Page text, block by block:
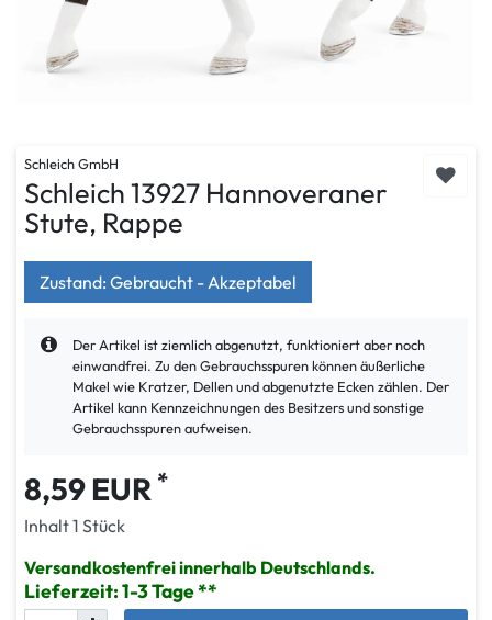
Schleich GmbH
Schleich 13927 Hannoveraner
Stute, Rappe
Zustand: Gebraucht - Akzeptabel
Der Artikel ist ziemlich abgenutzt, funktioniert aber noch
einwandfrei. Zu den Gebrauchsspuren können äußerliche
Makel wie Kratzer, Dellen und abgenutzte Ecken zählen. Der
Artikel kann Kennzeichnungen des Besitzers und sonstige
Gebrauchsspuren aufweisen.
8,59 EUR *
Inhalt1 Stück
Versandkostenfrei innerhalb Deutschlands.
Lieferzeit: 1-3 Tage